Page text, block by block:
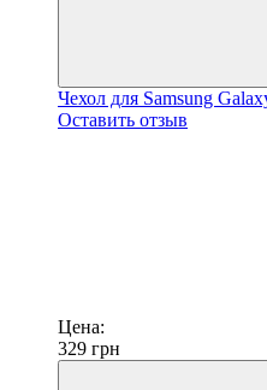
Чехол для Samsung
Оставить отзыв
Цена:
329 грн